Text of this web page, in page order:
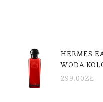
HERMES
WODA
299.00ZŁ